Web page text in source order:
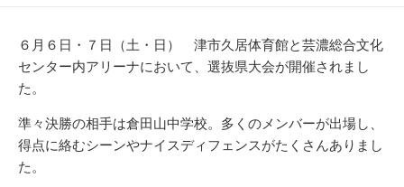
リ
ー
６月６日・７日（土・日） 津市久居体育館と芸濃総合文化
センター内アリーナにおいて、選抜県大会が開催されまし
た。
準々決勝の相手は倉田山中学校。多くのメンバーが出場し、
得点に絡むシーンやナイスディフェンスがたくさんありまし
た。